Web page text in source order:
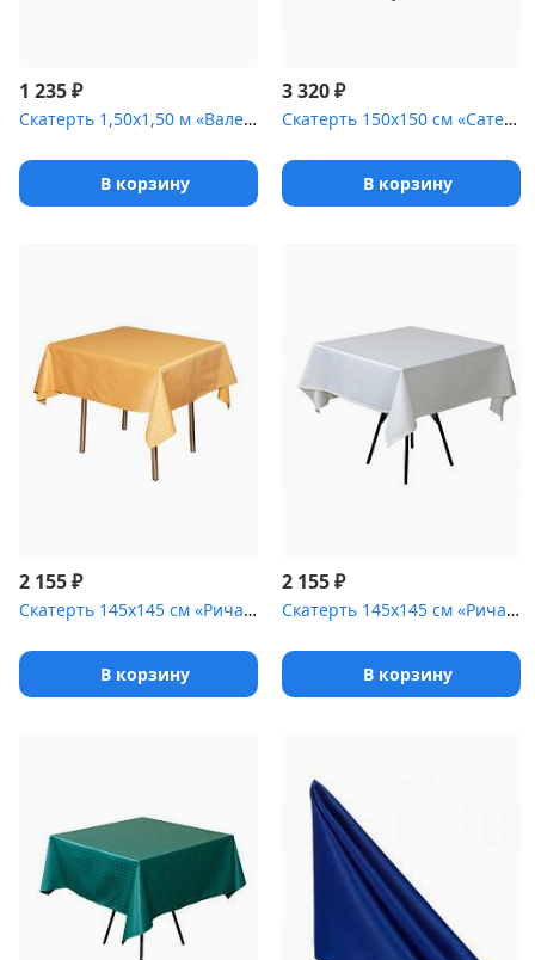
1 235₽
Скатерть 1,50х1,50 м «Валенсия флор» голубая
В корзину
3 320₽
Скатерть 150х150 см «Сатен» белая [(гладь)]
В корзину
2 155₽
Скатерть 145х145 см «Ричард ажур» золотая
В корзину
2 155₽
Скатерть 145х145 см «Ричард» белая [(вертикаль)]
В корзину